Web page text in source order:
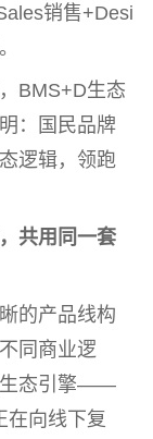
销售+Desi
BMS+D生态
：国民品牌
逻辑，领跑
共用同一套
的产品线构
同商业逻
生态引擎——
在向线下复